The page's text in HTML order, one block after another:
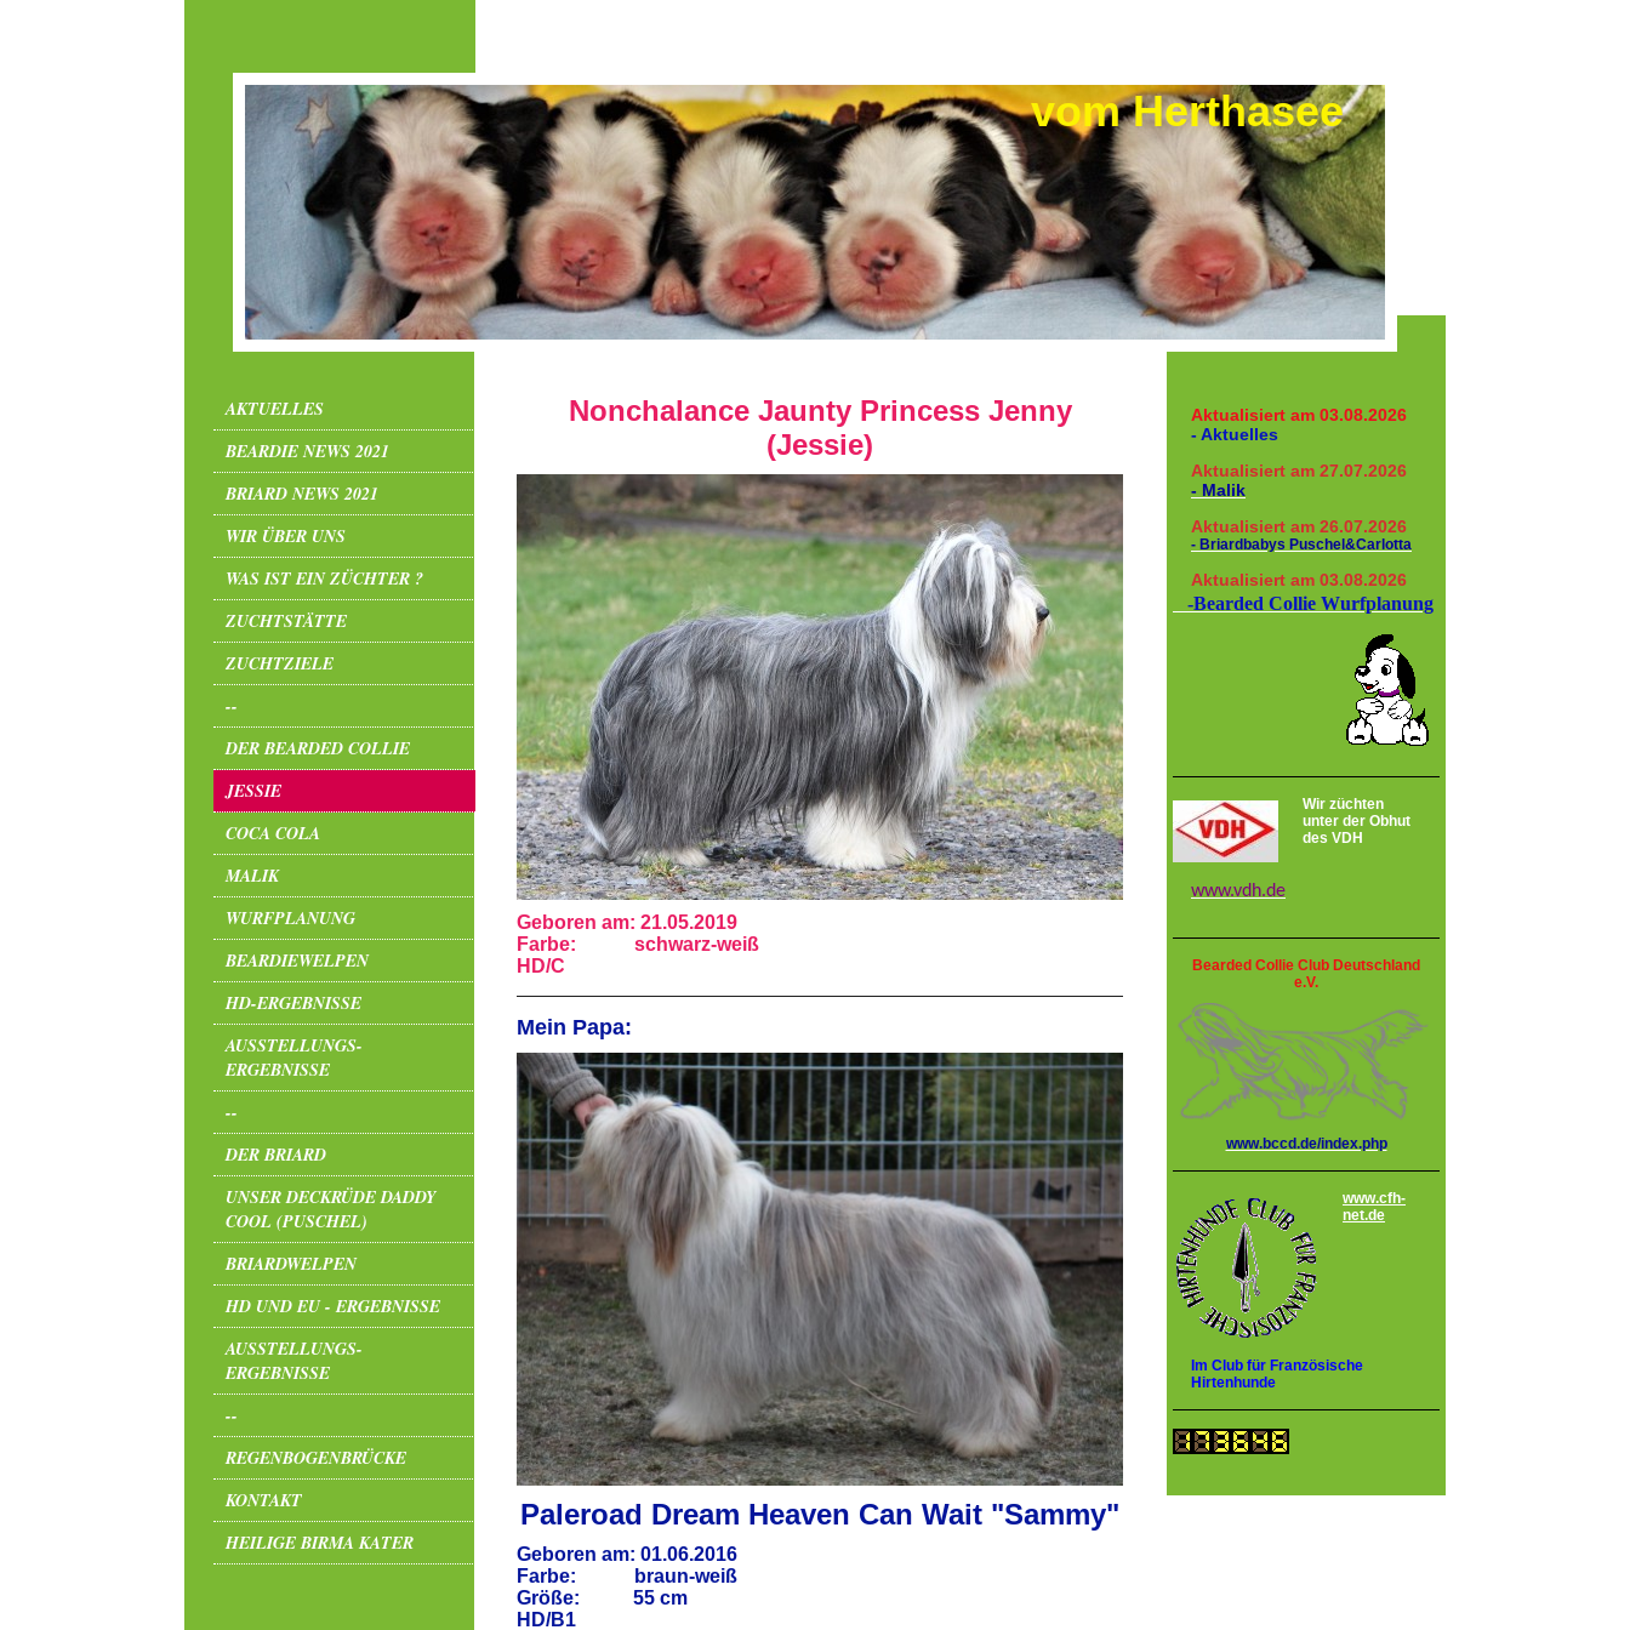
vom Herthasee
AKTUELLES
BEARDIE NEWS 2021
BRIARD NEWS 2021
WIR ÜBER UNS
WAS IST EIN ZÜCHTER ?
ZUCHTSTÄTTE
ZUCHTZIELE
--
DER BEARDED COLLIE
JESSIE
COCA COLA
MALIK
WURFPLANUNG
BEARDIEWELPEN
HD-ERGEBNISSE
AUSSTELLUNGS-
ERGEBNISSE
--
DER BRIARD
UNSER DECKRÜDE DADDY
COOL (PUSCHEL)
BRIARDWELPEN
HD UND EU - ERGEBNISSE
AUSSTELLUNGS-
ERGEBNISSE
--
REGENBOGENBRÜCKE
KONTAKT
HEILIGE BIRMA KATER
Nonchalance Jaunty Princess Jenny
(Jessie)
Geboren am: 21.05.2019
Farbe: schwarz-weiß
HD/C
Mein Papa:
Paleroad Dream Heaven Can Wait "Sammy"
Geboren am: 01.06.2016
Farbe: braun-weiß
Größe: 55 cm
HD/B1
Aktualisiert am 03.08.2026
- Aktuelles
Aktualisiert am 27.07.2026
- Malik
Aktualisiert am 26.07.2026
- Briardbabys Puschel&Carlotta
Aktualisiert am 03.08.2026
-Bearded Collie Wurfplanung
Wir züchten
unter der Obhut
des VDH
www.vdh.de
Bearded Collie Club Deutschland
e.V.
www.bccd.de/index.php
www.cfh-
net.de
Im Club für Französische
Hirtenhunde